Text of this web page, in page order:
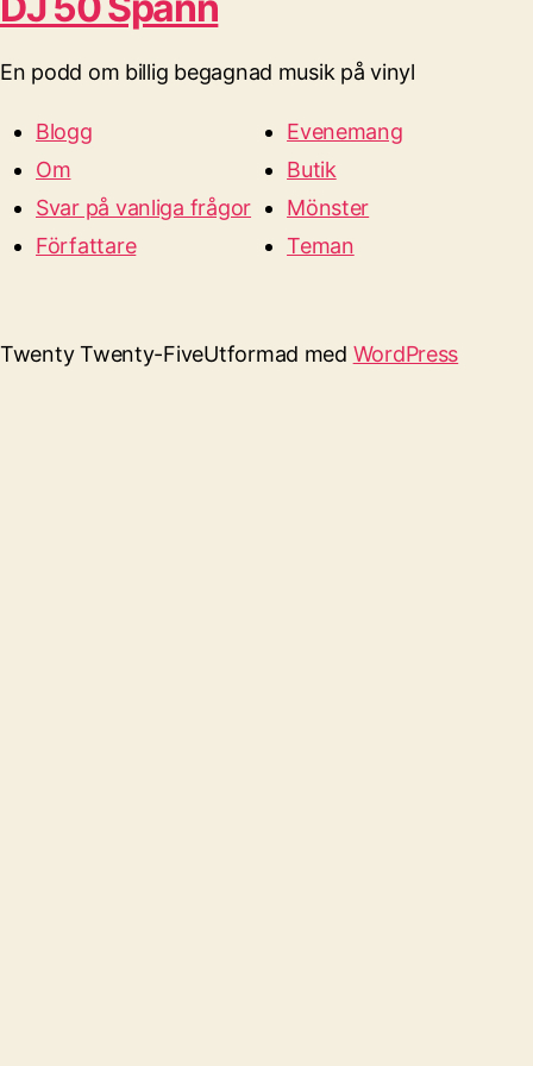
En podd om billig begagnad musik på vinyl
Blogg
Om
Svar på vanliga frågor
Författare
Evenemang
Butik
Mönster
Teman
Twenty Twenty-FiveUtformad med WordPress